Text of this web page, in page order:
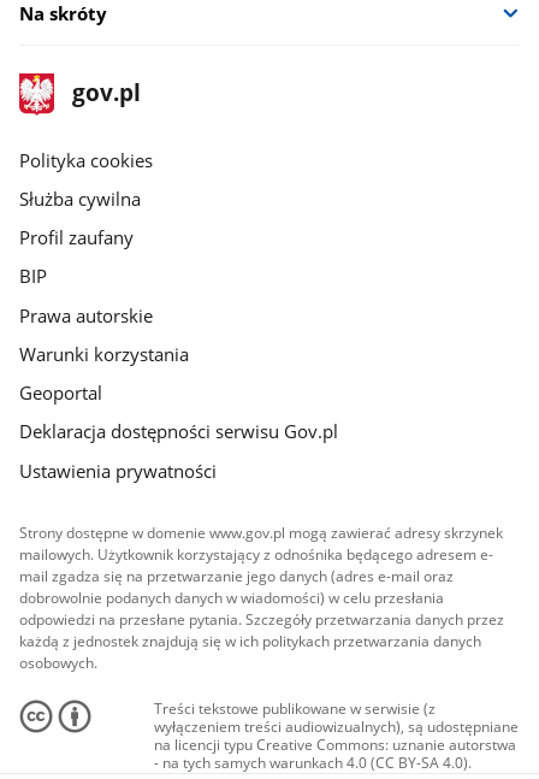
Na skróty
stopka
gov.pl
Strona
gov.pl
gov.pl
Polityka cookies
Służba cywilna
Profil zaufany
BIP
Prawa autorskie
Warunki korzystania
Geoportal
Deklaracja dostępności serwisu Gov.pl
Ustawienia prywatności
Strony dostępne w domenie www.gov.pl mogą zawierać adresy skrzynek
mailowych. Użytkownik korzystający z odnośnika będącego adresem e-
mail zgadza się na przetwarzanie jego danych (adres e-mail oraz
dobrowolnie podanych danych w wiadomości) w celu przesłania
odpowiedzi na przesłane pytania. Szczegóły przetwarzania danych przez
każdą z jednostek znajdują się w ich politykach przetwarzania danych
osobowych.
Treści tekstowe publikowane w serwisie (z
wyłączeniem treści audiowizualnych), są udostępniane
na licencji typu Creative Commons: uznanie autorstwa
- na tych samych warunkach 4.0 (CC BY-SA 4.0).